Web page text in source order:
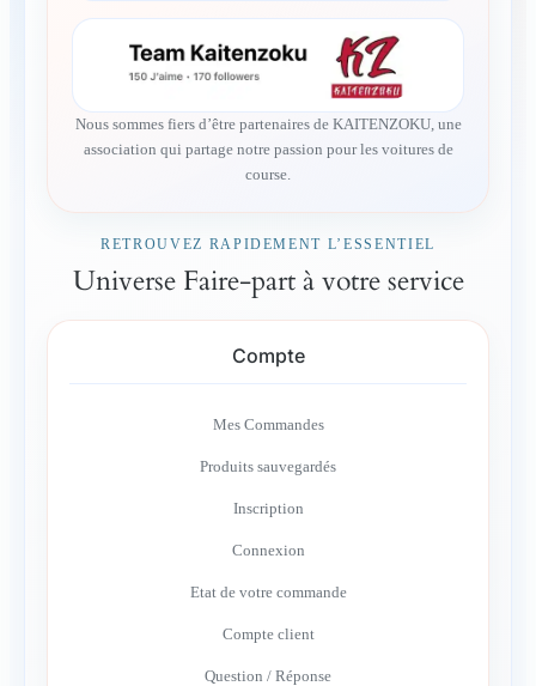
Nous sommes fiers d’être partenaires de KAITENZOKU, une
association qui partage notre passion pour les voitures de
course.
RETROUVEZ RAPIDEMENT L’ESSENTIEL
Universe Faire-part à votre service
Compte
Mes Commandes
Produits sauvegardés
Inscription
Connexion
Etat de votre commande
Compte client
Question / Réponse